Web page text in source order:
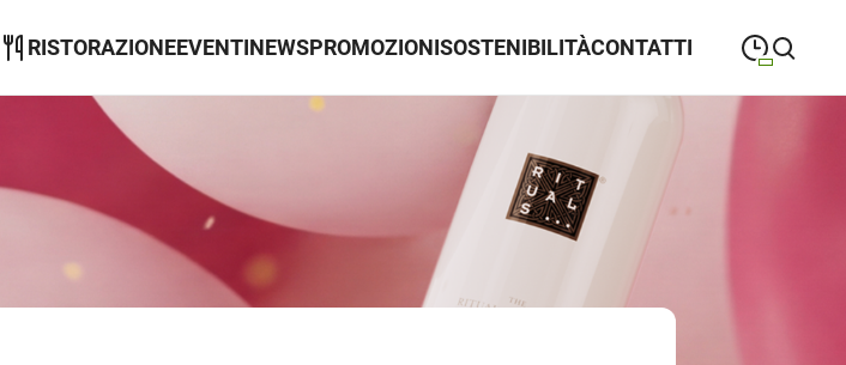
RISTORAZIONEEVENTINEWSPROMOZIONISOSTENIBILITÀCONTATTI
closeSearchlunedì
martedì
MARTEDÌ